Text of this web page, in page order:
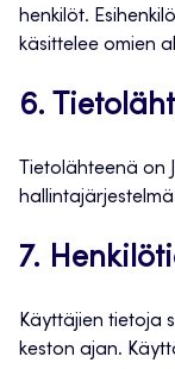
henkilöt.
käsittelee omien
6.
Tietolähteenä on
7.
Käyttäjien tietoja
keston ajan.